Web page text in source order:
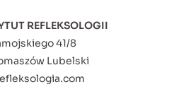
REFLEKSOLOGII
41/8
Lubelski